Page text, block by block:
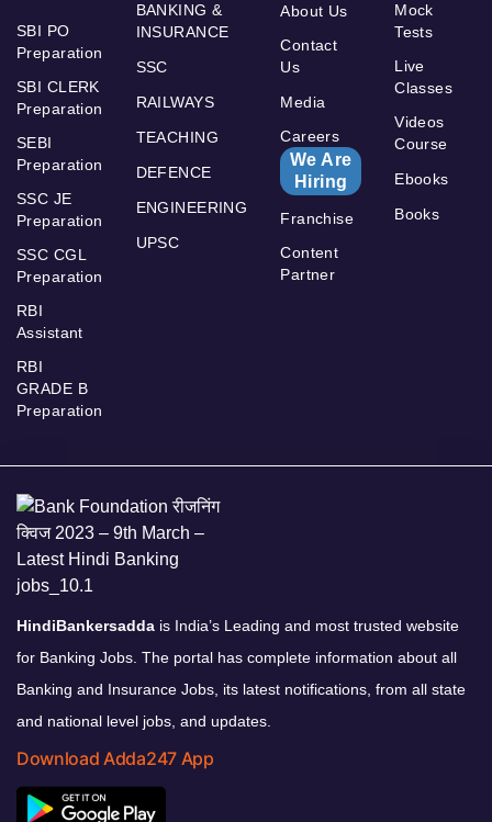
SBI PO
Preparation
SBI CLERK
Preparation
SEBI
Preparation
SSC JE
Preparation
SSC CGL
Preparation
RBI
Assistant
RBI
GRADE B
Preparation
BANKING &
INSURANCE
SSC
RAILWAYS
TEACHING
DEFENCE
ENGINEERING
UPSC
About Us
Contact
Us
Media
Careers
We Are
Hiring
Franchise
Content
Partner
Mock
Tests
Live
Classes
Videos
Course
Ebooks
Books
HindiBankersadda is India’s Leading and most trusted website
for Banking Jobs. The portal has complete information about all
Banking and Insurance Jobs, its latest notifications, from all state
and national level jobs, and updates.
Download Adda247 App